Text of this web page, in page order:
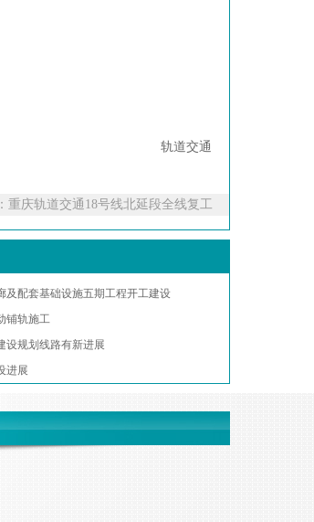
轨道交通
重庆轨道交通18号线北延段全线复工
及配套基础设施五期工程开工建设
铺轨施工
设规划线路有新进展
进展